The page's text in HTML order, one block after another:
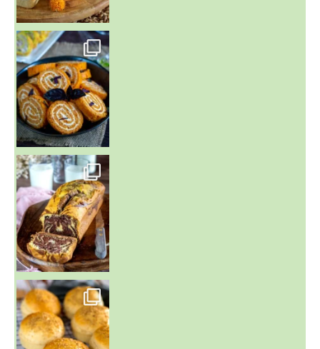
~ BUNS MAISON ~
Un peu de boulange par ici au